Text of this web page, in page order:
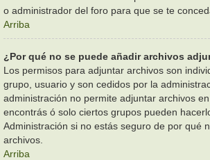
o administrador del foro para que se te
Arriba
¿Por qué no se puede añadir archivos
Los permisos para adjuntar archivos son
grupo, usuario y son cedidos por la
administración no permite adjuntar archivos
encontrás ó solo ciertos grupos pueden
Administración si no estás seguro de por qué
archivos.
Arriba